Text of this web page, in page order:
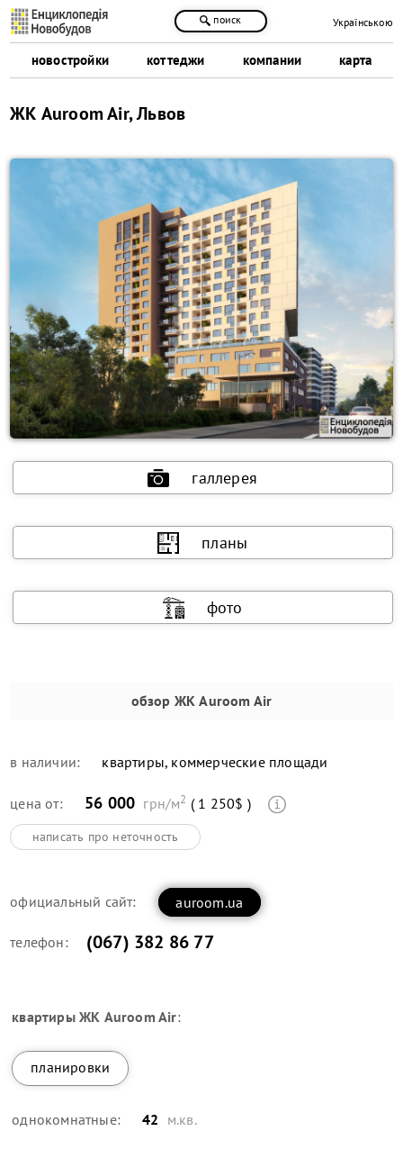
новостройки коттеджи компании карта
поиск Українською
ЖК Auroom Air, Львов
галлерея
планы
фото
обзор ЖК Auroom Air
в наличии: квартиры, коммерческие площади
цена от: 56 000 грн/м2 ( 1 250$ )
написать про неточность
официальный сайт: auroom.ua
телефон: (067) 382 86 77
квартирыЖК Auroom Air:
планировки
однокомнатные: 42 м.кв.